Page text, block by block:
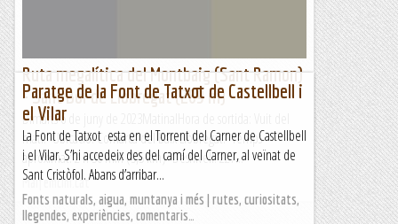
Ruta megalítica del Montbaig (Sant Ramon)
- Sant Boi de Llobregat (289 m)
Dimarts 6 de juny de 2023MatinalHora de sortida: Vuit del
matí. Ubicació: Comarca del Baix Llobregat. Temps
aproximat: 2 h 30 min (5,5 km) Desnivell: 227...
Maifemcim.cat
Paratge de la Font de Tatxot de Castellbell i
el Vilar
La Font de Tatxot esta en el Torrent del Carner de Castellbell
i el Vilar. S’hi accedeix des del camí del Carner, al veïnat de
Sant Cristòfol. Abans d’arribar...
Fonts naturals, aigua, muntanya i més | rutes, curiositats,
llegendes, experiències, comentaris…